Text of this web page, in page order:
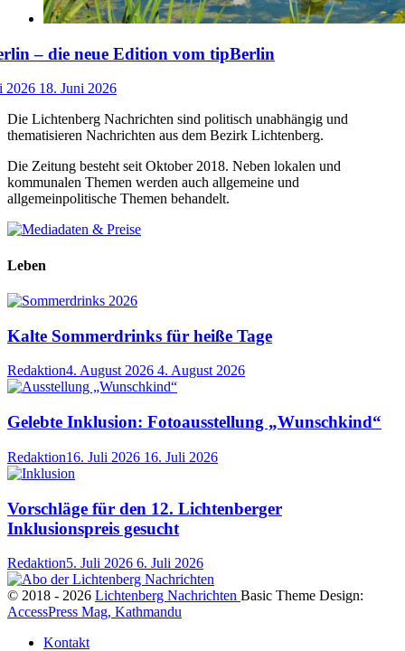
– die neue Edition vom tipBerlin
2026 18. Juni 2026
Die Lichtenberg Nachrichten sind politisch unabhängig und
thematisieren Nachrichten aus dem Bezirk Lichtenberg.
Die Zeitung besteht seit Oktober 2018. Neben lokalen und
kommunalen Themen werden auch allgemeine und
allgemeinpolitische Themen behandelt.
Leben
Kalte Sommerdrinks für heiße Tage
Redaktion4. August 2026 4. August 2026
Gelebte Inklusion: Fotoausstellung „Wunschkind“
Redaktion16. Juli 2026 16. Juli 2026
Vorschläge für den 12. Lichtenberger
Inklusionspreis gesucht
Redaktion5. Juli 2026 6. Juli 2026
© 2018 - 2026 Lichtenberg Nachrichten Basic Theme Design:
AccessPress Mag, Kathmandu
Kontakt